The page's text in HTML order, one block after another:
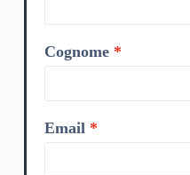
Cognome
Email